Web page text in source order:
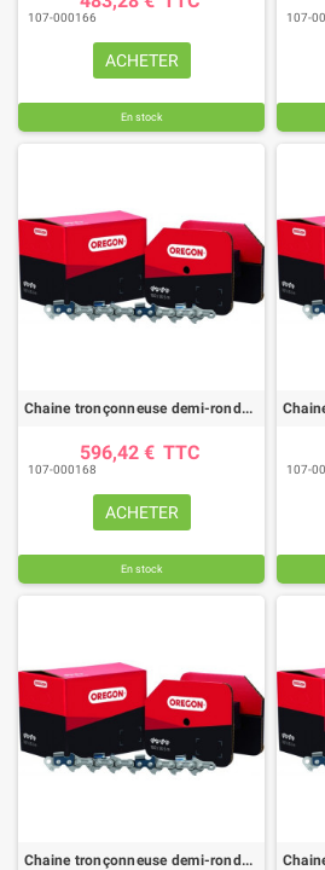
107-000166
ACHETER
En stock
107-
Chaine tronçonneuse demi-ronde OREGON 21BPX /pas .325" / jauge .058"(1.5mm) -rouleau 100 pieds
596,42 € TTC
107-000168
ACHETER
En stock
107-
Chaine tronçonneuse demi-ronde OREGON 72DPX /pas 3/8"PRO / jauge .050"(1.3mm) -rouleau 100 pieds